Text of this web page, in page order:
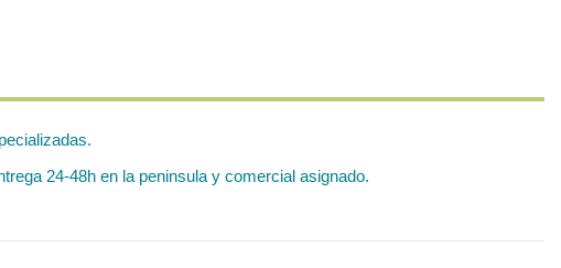
24-48h en la peninsula y comercial asignado.